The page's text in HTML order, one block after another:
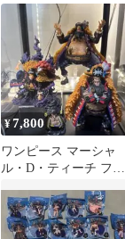
•D•ティーチ
¥ 7,800
ワンピース マーシャ
ル・D・ティーチ フィ